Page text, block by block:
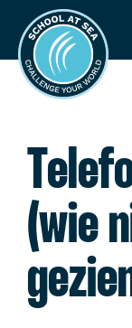
naar
inhoud
School
at
Sea
(wie